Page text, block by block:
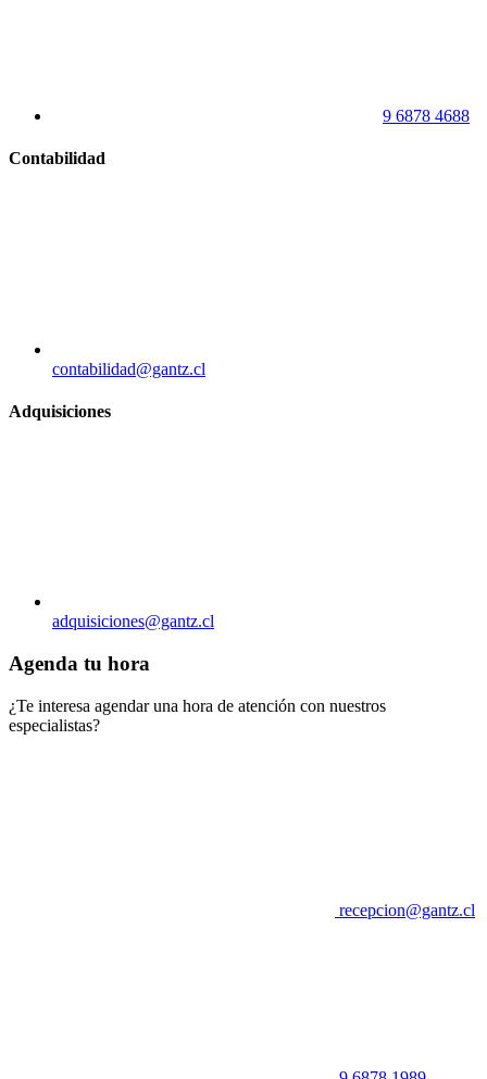
9 6878 4688
Contabilidad
contabilidad@gantz.cl
Adquisiciones
adquisiciones@gantz.cl
Agenda tu hora
¿Te interesa agendar una hora de atención con nuestros
especialistas?
recepcion@gantz.cl